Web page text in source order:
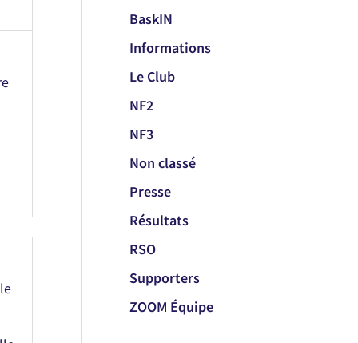
BaskIN
Informations
Le Club
NF2
NF3
Non classé
Presse
Résultats
RSO
Supporters
ZOOM Équipe